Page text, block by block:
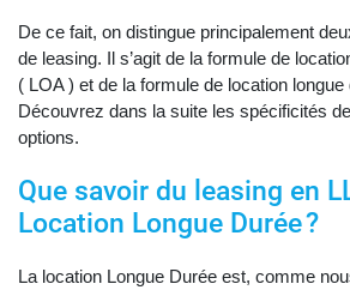
De ce fait, on distingue principalement
de leasing. Il s’agit de la formule de
( LOA ) et de la formule de location longue
Découvrez dans la suite les spécificités
options.
Que savoir du leasing en
Location Longue Durée ?
La location Longue Durée est, comme